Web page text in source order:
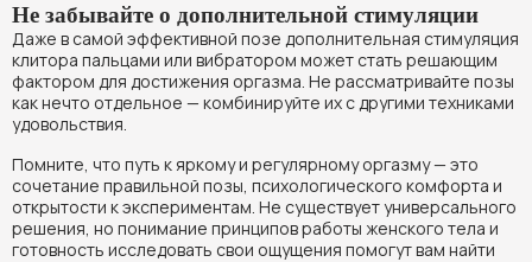
Не забывайте о дополнительной стимуляции
Даже в самой эффективной позе дополнительная стимуляция
клитора пальцами или вибратором может стать решающим
фактором для достижения оргазма. Не рассматривайте позы
как нечто отдельное — комбинируйте их с другими техниками
удовольствия.
Помните, что путь к яркому и регулярному оргазму — это
сочетание правильной позы, психологического комфорта и
открытости к экспериментам. Не существует универсального
решения, но понимание принципов работы женского тела и
готовность исследовать свои ощущения помогут вам найти